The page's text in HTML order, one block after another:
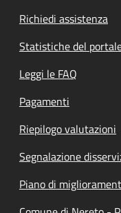
Richiedi assistenza
Statistiche del
Leggi le FAQ
Pagamenti
Riepilogo valutazioni
Segnalazione
Piano di